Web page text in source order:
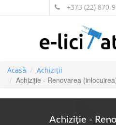
+373 (22) 870-
Acasă Achiziții
Achiziție - Renovarea
Achiziție -